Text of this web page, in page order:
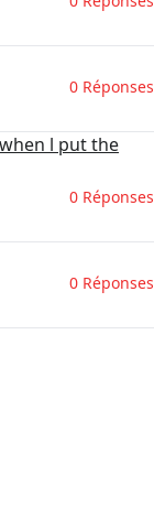
0 Réponses
l put the
0 Réponses
0 Réponses